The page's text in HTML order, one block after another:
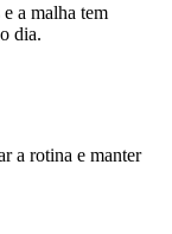
a malha tem
dia.
a rotina e manter